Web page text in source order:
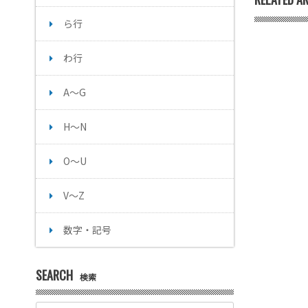
ら行
わ行
A～G
H～N
O～U
V～Z
数字・記号
SEARCH 検索